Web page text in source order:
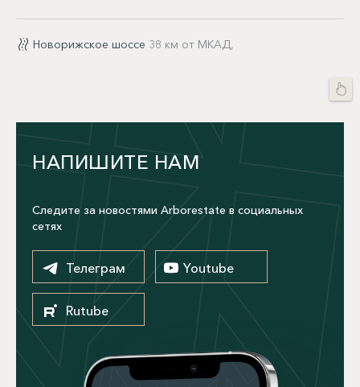
Новорижское шоссе 38 км от МКАД,
НАПИШИТЕ НАМ
Следите за новостями Arborestate в социальных
сетях
Телеграм Youtube
Rutube